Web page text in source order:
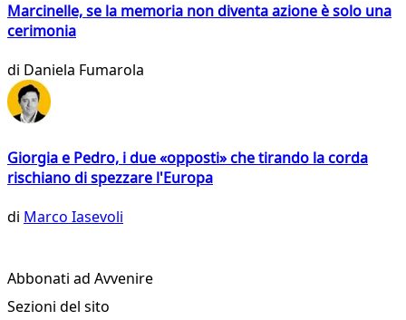
Marcinelle, se la memoria non diventa azione è solo una
cerimonia
di Daniela Fumarola
Giorgia e Pedro, i due «opposti» che tirando la corda
rischiano di spezzare l'Europa
di Marco Iasevoli
Abbonati ad Avvenire
Sezioni del sito